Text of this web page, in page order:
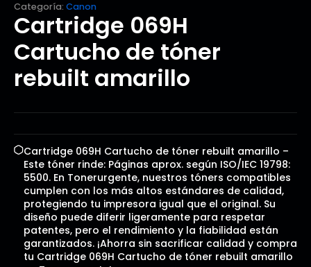
Categoría: Canon
Cartridge 069H
Cartucho de tóner
rebuilt amarillo
Cartridge 069H Cartucho de tóner rebuilt amarillo –
Este tóner rinde: Páginas aprox. según ISO/IEC 19798:
5500. En Tonerurgente, nuestros tóners compatibles
cumplen con los más altos estándares de calidad,
protegiendo tu impresora igual que el original. Su
diseño puede diferir ligeramente para respetar
patentes, pero el rendimiento y la fiabilidad están
garantizados. ¡Ahorra sin sacrificar calidad y compra
tu Cartridge 069H Cartucho de tóner rebuilt amarillo